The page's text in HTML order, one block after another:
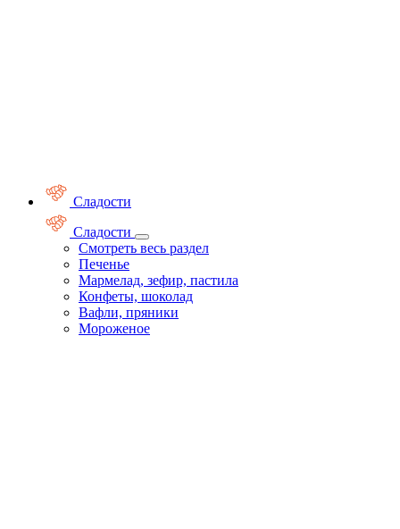
Сладости
Сладости
Смотреть весь раздел
Печенье
Мармелад, зефир, пастила
Конфеты, шоколад
Вафли, пряники
Мороженое